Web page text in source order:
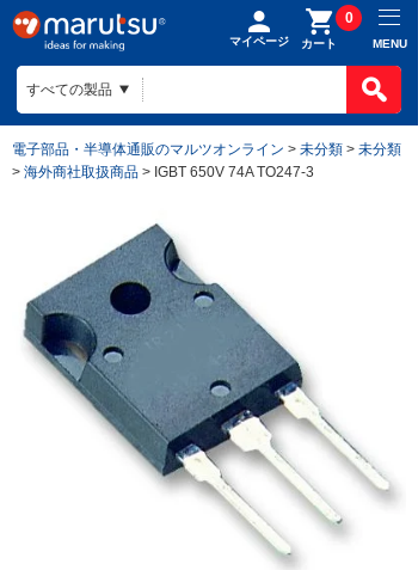
マイページ カート
0
MENU
電子部品・半導体通販のマルツオンライン > 未分類 > 未分類
> 海外商社取扱商品 > IGBT 650V 74A TO247-3